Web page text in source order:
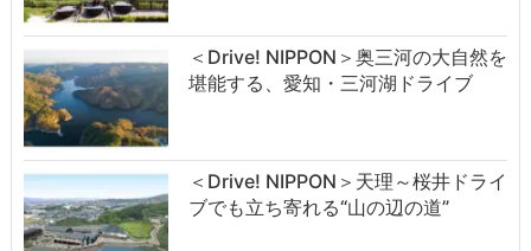
＜Drive! NIPPON＞奥三河の大自然を
堪能する、愛知・三河湖ドライブ
＜Drive! NIPPON＞天理～桜井ドライ
ブでも立ち寄れる“山の辺の道”